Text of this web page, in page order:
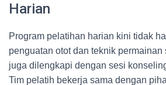
Harian
Program pelatihan harian kini tidak
penguatan otot dan teknik permainan
juga dilengkapi dengan sesi
Tim pelatih bekerja sama dengan